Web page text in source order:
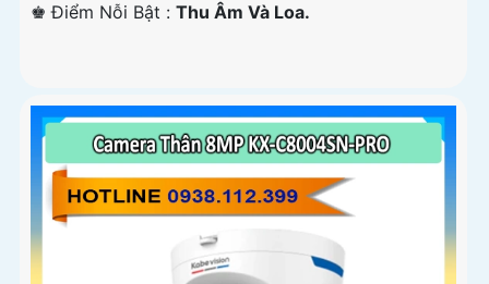
️♚ Điểm Nỗi Bật : Thu Âm Và Loa.